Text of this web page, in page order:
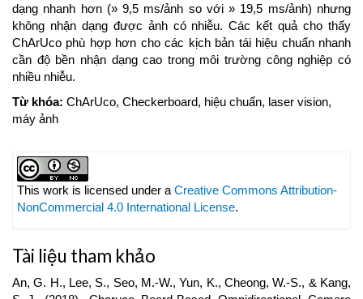
dạng nhanh hơn (» 9,5 ms/ảnh so với » 19,5 ms/ảnh) nhưng
không nhận dạng được ảnh có nhiễu. Các kết quả cho thấy
ChArUco phù hợp hơn cho các kịch bản tái hiệu chuẩn nhanh
cần độ bền nhận dạng cao trong môi trường công nghiệp có
nhiều nhiễu.
Từ khóa: ChArUco, Checkerboard, hiệu chuẩn, laser vision,
máy ảnh
Article
Details
This work is licensed under a Creative Commons Attribution-
NonCommercial 4.0 International License.
Tài liệu tham khảo
An, G. H., Lee, S., Seo, M.-W., Yun, K., Cheong, W.-S., & Kang,